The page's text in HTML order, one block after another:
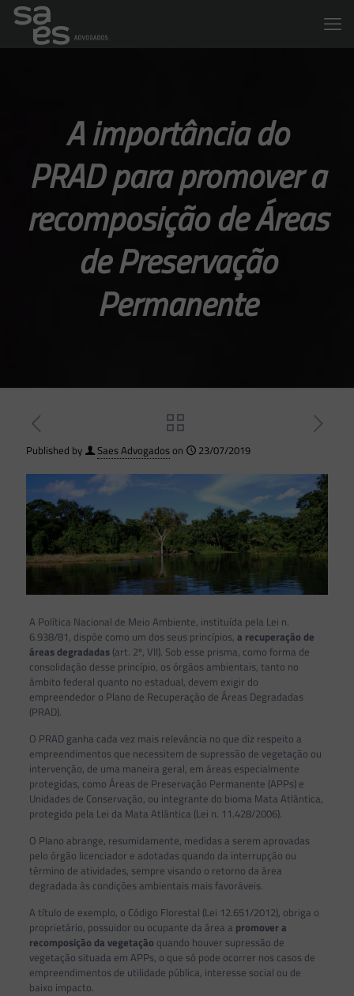
A importância do
PRAD para promover a
recomposição de Áreas
de Preservação
Permanente
Published by Saes Advogadoson 23/07/2019
A Política Nacional de Meio Ambiente, instituída pela Lei n.
6.938/81, dispõe como um dos seus princípios, a recuperação de
áreas degradadas(art. 2º, VII). Sob esse prisma, como forma de
consolidação desse princípio, os órgãos ambientais, tanto no
âmbito federal quanto no estadual, devem exigir do
empreendedor o Plano de Recuperação de Áreas Degradadas
(PRAD).
O PRAD ganha cada vez mais relevância no que diz respeito a
empreendimentos que necessitem de supressão de vegetação ou
intervenção, de uma maneira geral, em áreas especialmente
protegidas, como Áreas de Preservação Permanente (APPs) e
Unidades de Conservação, ou integrante do bioma Mata Atlântica,
protegido pela Lei da Mata Atlântica (Lei n. 11.428/2006).
O Plano abrange, resumidamente, medidas a serem aprovadas
pelo órgão licenciador e adotadas quando da interrupção ou
término de atividades, sempre visando o retorno da área
degradada às condições ambientais mais favoráveis.
A título de exemplo, o Código Florestal (Lei 12.651/2012), obriga o
proprietário, possuidor ou ocupante da área a promover a
recomposição da vegetação quando houver supressão de
vegetação situada em APPs, o que só pode ocorrer nos casos de
empreendimentos de utilidade pública, interesse social ou de
baixo impacto.